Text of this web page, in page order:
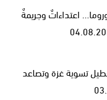
اعتداءاتٌ وجريمةٌ
تسوية غزة وتصاعد